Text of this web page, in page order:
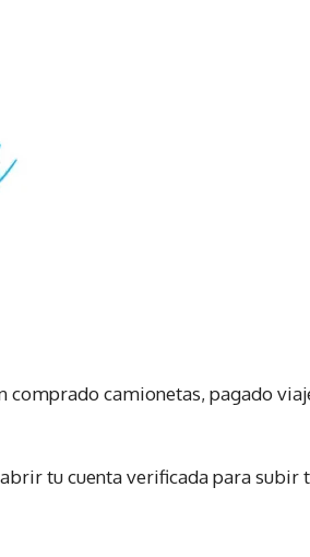
comprado camionetas, pagado
tu cuenta verificada para subir